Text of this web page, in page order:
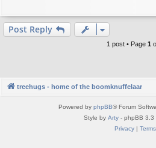
Post Reply
1 post • Page 1
treehugs - home of the boomknuffelaar
Powered by phpBB® Forum
Style by Arty - phpBB 3.3
Privacy| Terms